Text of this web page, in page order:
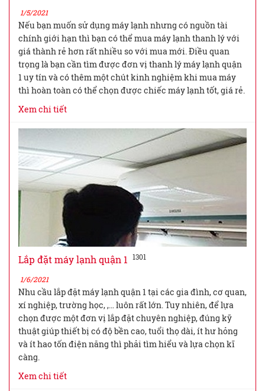
1/5/2021
Nếu bạn muốn sử dụng máy lạnh nhưng có nguồn tài
chính giới hạn thì bạn có thể mua máy lạnh thanh lý với
giá thành rẻ hơn rất nhiều so với mua mới. Điều quan
trọng là bạn cần tìm được đơn vị thanh lý máy lạnh quận
1 uy tín và có thêm một chút kinh nghiệm khi mua máy
thì hoàn toàn có thể chọn được chiếc máy lạnh tốt, giá rẻ.
Xem chi tiết
Lắp đặt máy lạnh quận 1 1301
1/6/2021
Nhu cầu lắp đặt máy lạnh quận 1 tại các gia đình, cơ quan,
xí nghiệp, trường học, ,… luôn rất lớn. Tuy nhiên, để lựa
chọn được một đơn vị lắp đặt chuyên nghiệp, đúng kỹ
thuật giúp thiết bị có độ bền cao, tuổi thọ dài, ít hư hỏng
và ít hao tốn điện năng thì phải tìm hiểu và lựa chọn kĩ
càng.
Xem chi tiết